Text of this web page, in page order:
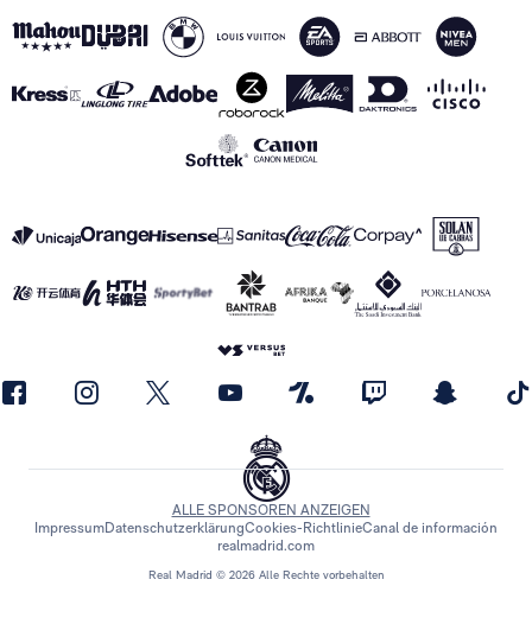
Real Madrid © 2026 Alle Rechte vorbehalten
ALLE SPONSOREN ANZEIGEN
ImpressumDatenschutzerklärungCookies-RichtlinieCanal de información
realmadrid.com